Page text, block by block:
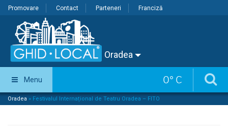
Promovare Contact Parteneri Franciză
Oradea
0° C
Menu
Oradea » Festivalul Internațional de Teatru Oradea – FITO